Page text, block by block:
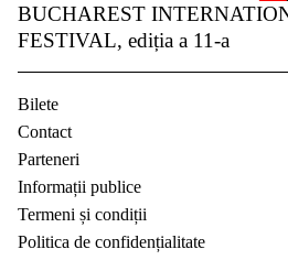
BUCHAREST
FESTIVAL, ediția a 11-a
Bilete
Contact
Parteneri
Informații publice
Termeni și condiții
Politica de confidențialitate